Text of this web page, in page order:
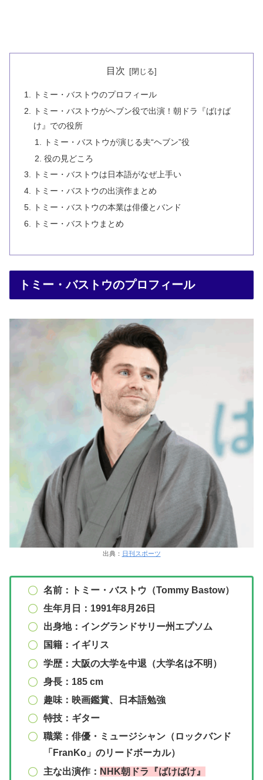
目次
トミー・バストウのプロフィール
トミー・バストウがヘブン役で出演！朝ドラ『ばけば
け』での役所
トミー・バストウが演じる夫“ヘブン”役
役の見どころ
トミー・バストウは日本語がなぜ上手い
トミー・バストウの出演作まとめ
トミー・バストウの本業は俳優とバンド
トミー・バストウまとめ
トミー・バストウのプロフィール
出典： 日刊スポーツ
名前：トミー・バストウ（Tommy Bastow）
生年月日：1991年8月26日
出身地：イングランドサリー州エプソム
国籍：イギリス
学歴：大阪の大学を中退（大学名は不明）
身長：185 cm
趣味：映画鑑賞、日本語勉強
特技： ギター
職業：俳優・ミュージシャン（ロックバンド
「FranKo」のリードボーカル）
主な出演作： NHK朝ドラ『ばけばけ』